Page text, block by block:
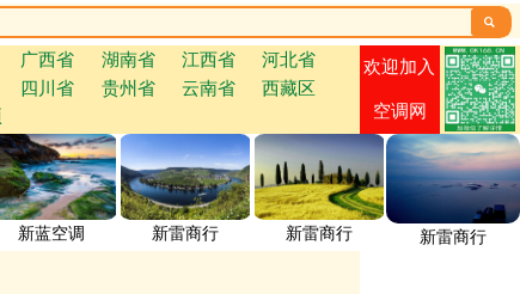

广西省 湖南省 江西省
河北省
四川省 贵州省 云南省
西藏区
欢迎加入
空调网
新蓝空调 新雷商行 新雷商行 新雷商行